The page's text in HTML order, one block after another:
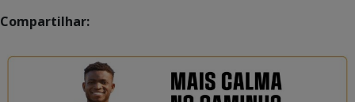
Compartilhar: